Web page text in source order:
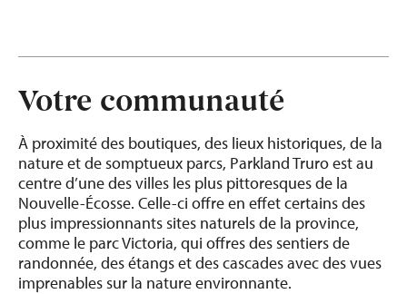
Votre communauté
À proximité des boutiques, des lieux historiques, de la
nature et de somptueux parcs, Parkland Truro est au
centre d’une des villes les plus pittoresques de la
Nouvelle-Écosse. Celle-ci offre en effet certains des
plus impressionnants sites naturels de la province,
comme le parc Victoria, qui offres des sentiers de
randonnée, des étangs et des cascades avec des vues
imprenables sur la nature environnante.